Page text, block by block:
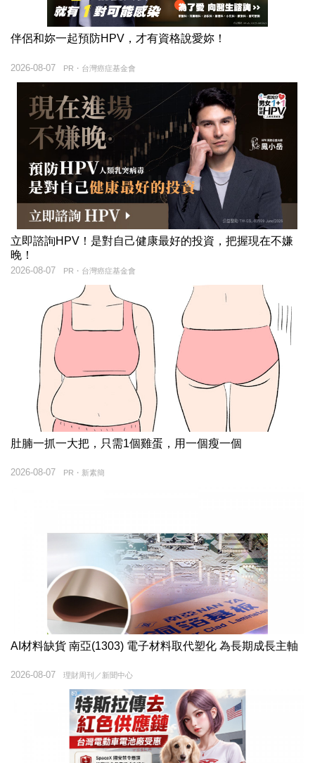
伴侶和妳一起預防HPV，才有資格說愛妳！
PR・台灣癌症基金會
2026-08-07
立即諮詢HPV！是對自己健康最好的投資，把握現在不嫌
晚！
PR・台灣癌症基金會
2026-08-07
肚腩一抓一大把，只需1個雞蛋，用一個瘦一個
PR・新素簡
2026-08-07
AI材料缺貨 南亞(1303) 電子材料取代塑化 為長期成長主軸
理財周刊／新聞中心
2026-08-07